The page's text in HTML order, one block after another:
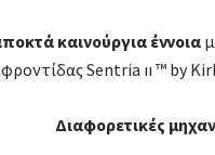
καινούργια έννοια
Sentria ıı ™ by
Διαφορετικές